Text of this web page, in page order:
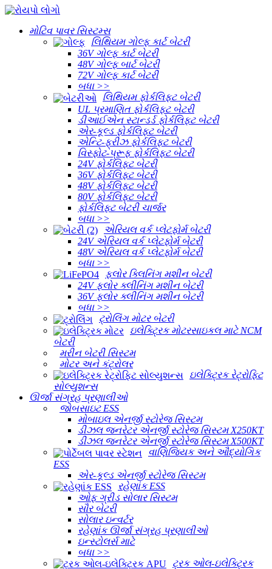
મોટિવ પાવર સિસ્ટમ્સ
લિથિયમ ગોલ્ફ કાર્ટ બેટરી
36V ગોલ્ફ કાર્ટ બેટરી
48V ગોલ્ફ બાર્ટ બેટરી
72V ગોલ્ફ કાર્ટ બેટરી
બધા >>
લિથિયમ ફોર્કલિફ્ટ બેટરી
UL પ્રમાણિત ફોર્કલિફ્ટ બેટરી
ડીઆઈએન સ્ટાન્ડર્ડ ફોર્કલિફ્ટ બેટરી
એર-કૂલ્ડ ફોર્કલિફ્ટ બેટરી
એન્ટિ-ફ્રીઝ ફોર્કલિફ્ટ બેટરી
વિસ્ફોટ-પ્રૂફ ફોર્કલિફ્ટ બેટરી
24V ફોર્કલિફ્ટ બેટરી
36V ફોર્કલિફ્ટ બેટરી
48V ફોર્કલિફ્ટ બેટરી
80V ફોર્કલિફ્ટ બેટરી
ફોર્કલિફ્ટ બેટરી ચાર્જર
બધા >>
એરિયલ વર્ક પ્લેટફોર્મ બેટરી
24V એરિયલ વર્ક પ્લેટફોર્મ બેટરી
48V એરિયલ વર્ક પ્લેટફોર્મ બેટરી
બધા >>
ફ્લોર ક્લિનિંગ મશીન બેટરી
24V ફ્લોર ક્લીનિંગ મશીન બેટરી
36V ફ્લોર ક્લીનિંગ મશીન બેટરી
બધા >>
ટ્રોલિંગ મોટર બેટરી
ઇલેક્ટ્રિક મોટરસાઇકલ માટે NCM
બેટરી
મરીન બેટરી સિસ્ટમ
મોટર અને કંટ્રોલર
ઇલેક્ટ્રિક રેટ્રોફિટ
સોલ્યુશન્સ
ઊર્જા સંગ્રહ પ્રણાલીઓ
જોબસાઇટ ESS
મોબાઇલ એનર્જી સ્ટોરેજ સિસ્ટમ
ડીઝલ જનરેટર એનર્જી સ્ટોરેજ સિસ્ટમ X250KT
ડીઝલ જનરેટર એનર્જી સ્ટોરેજ સિસ્ટમ X500KT
વાણિજ્યિક અને ઔદ્યોગિક
ESS
એર-કૂલ્ડ એનર્જી સ્ટોરેજ સિસ્ટમ
રહેણાંક ESS
ઓફ ગ્રીડ સોલાર સિસ્ટમ
સૌર બેટરી
સોલાર ઇન્વર્ટર
રહેણાંક ઊર્જા સંગ્રહ પ્રણાલીઓ
ઇન્સ્ટોલર્સ માટે
બધા >>
ટ્રક ઓલ-ઇલેક્ટ્રિક